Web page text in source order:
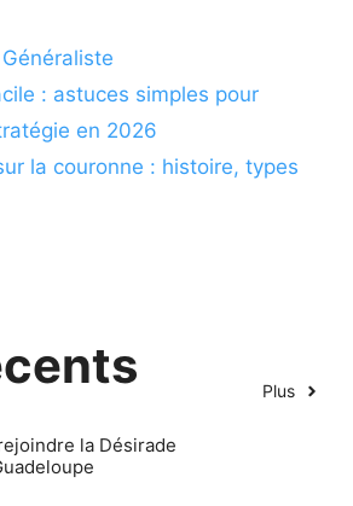
: astuces simples pour
en 2026
la couronne : histoire, types
Plus
la Désirade